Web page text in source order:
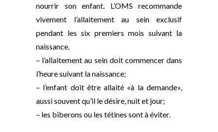
nourrir son enfant. L’OMS recommande
vivement l’allaitement au sein exclusif
pendant les six premiers mois suivant la
naissance.
– l’allaitement au sein doit commencer dans
l’heure suivant la naissance;
– l’enfant doit être allaité «à la demande»,
aussi souvent qu’il le désire, nuit et jour;
– les biberons ou les tétines sont à éviter.